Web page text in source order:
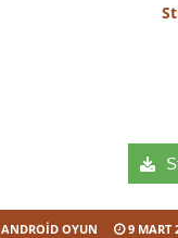
ANDROID OYUN 9 MART